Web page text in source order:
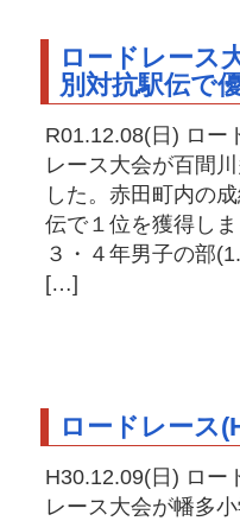
ロードレース
別対抗駅伝で
R01.12.08(日) ロー
レース大会が百間
した。赤田町内の
伝で１位を獲得し
３・４年男子の部
[…]
ロードレース
H30.12.09(日) ロー
レース大会が幡多